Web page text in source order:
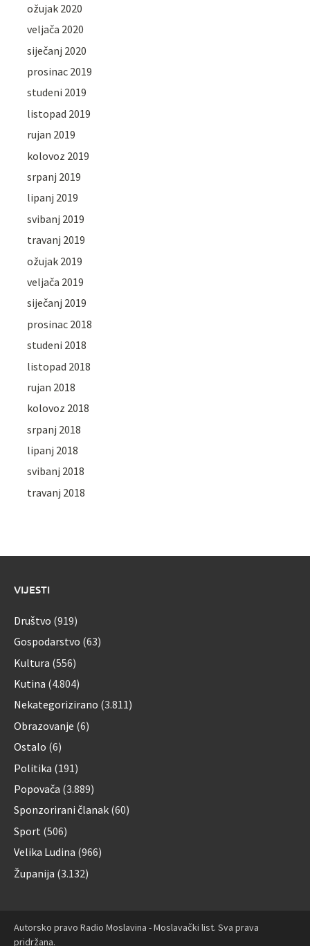
ožujak 2020
veljača 2020
siječanj 2020
prosinac 2019
studeni 2019
listopad 2019
rujan 2019
kolovoz 2019
srpanj 2019
lipanj 2019
svibanj 2019
travanj 2019
ožujak 2019
veljača 2019
siječanj 2019
prosinac 2018
studeni 2018
listopad 2018
rujan 2018
kolovoz 2018
srpanj 2018
lipanj 2018
svibanj 2018
travanj 2018
VIJESTI
Društvo (919)
Gospodarstvo (63)
Kultura (556)
Kutina (4.804)
Nekategorizirano (3.811)
Obrazovanje (6)
Ostalo (6)
Politika (191)
Popovača (3.889)
Sponzorirani članak (60)
Sport (506)
Velika Ludina (966)
Županija (3.132)
Autorsko pravo Radio Moslavina - Moslavački list. Sva prava
pridržana.